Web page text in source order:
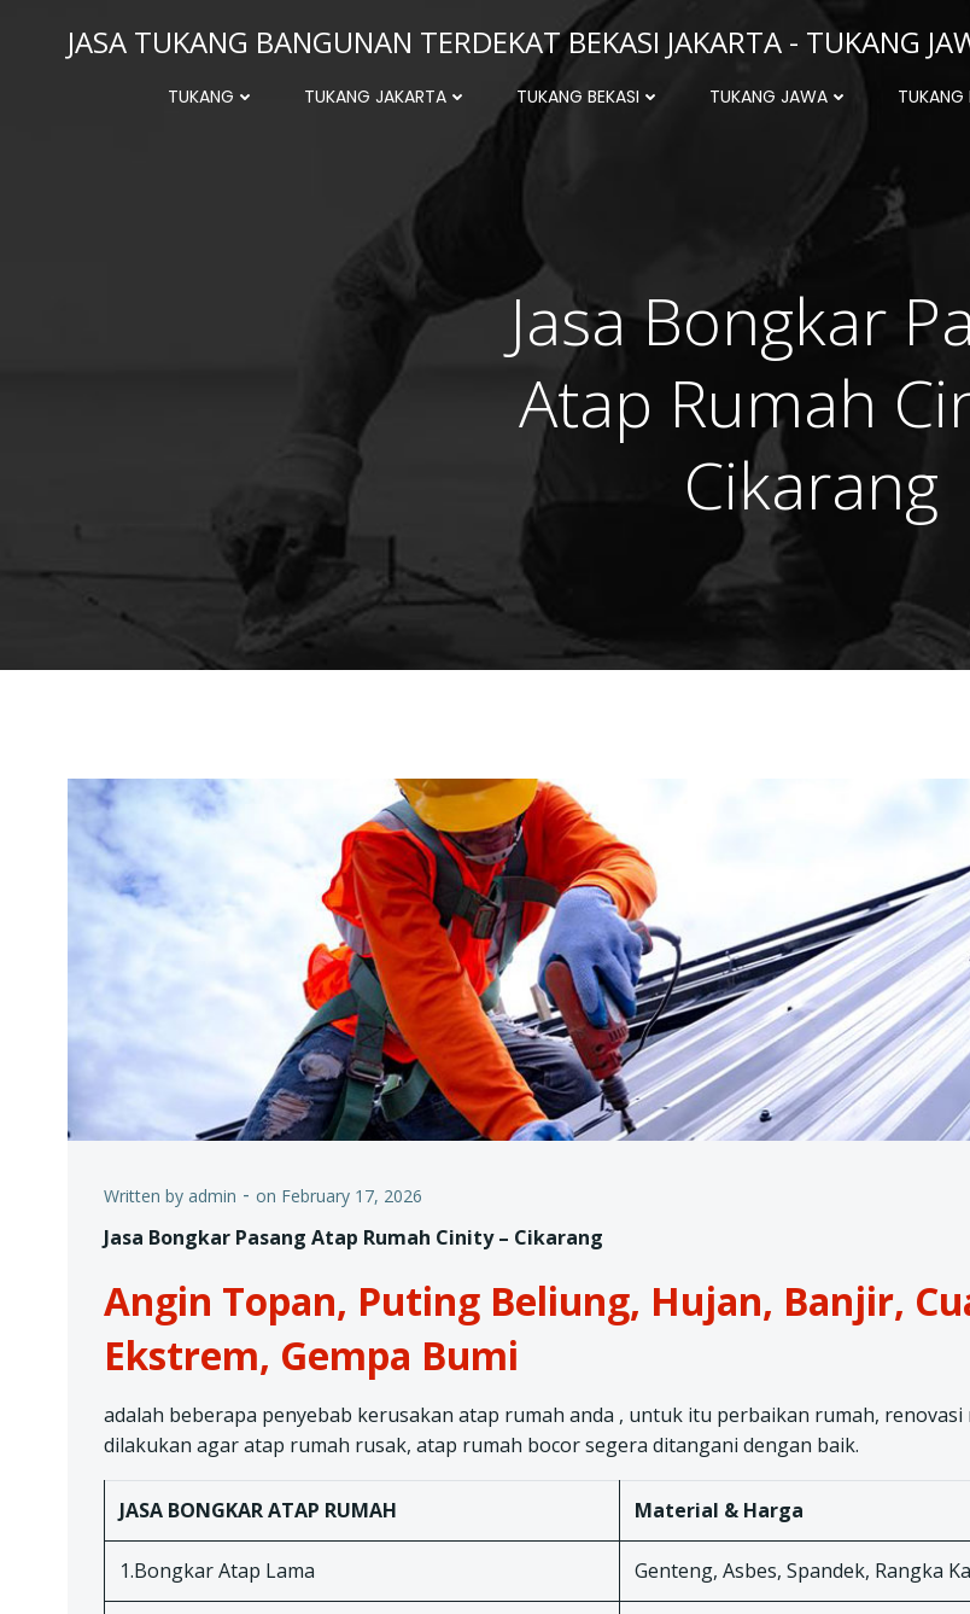
JASA TUKANG BANGUNAN TERDEKAT BEKASI JAKARTA - TUKANG
TUKANG TUKANG JAKARTA TUKANG BEKASI TUKANG JAWA TUKANG
Jasa Bongkar
Atap Rumah
Cikarang
Written by admin - on February 17, 2026
Jasa Bongkar Pasang Atap Rumah Cinity – Cikarang
Angin Topan, Puting Beliung, Hujan, Banjir,
Ekstrem, Gempa Bumi
adalah beberapa penyebab kerusakan atap rumah anda , untuk itu perbaikan rumah, renovasi
dilakukan agar atap rumah rusak, atap rumah bocor segera ditangani dengan baik.
JASA BONGKAR ATAP RUMAH Material & Harga
1.Bongkar Atap Lama Genteng, Asbes, Spandek, Rangka